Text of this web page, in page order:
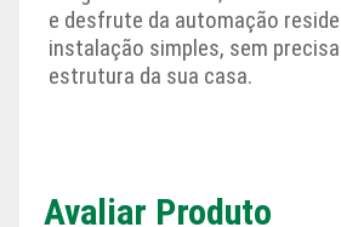
e desfrute da automação
instalação simples, sem
estrutura da sua casa.
Avaliar Produto